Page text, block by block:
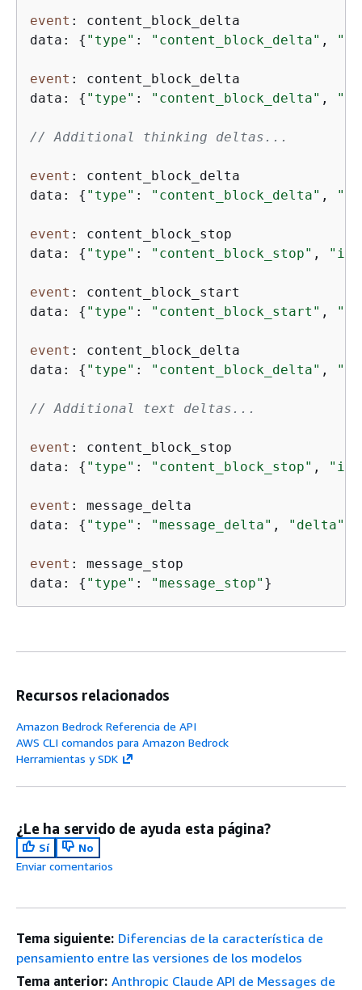
event : content_block_delta
data: { "type" : "content_block_delta" ,
event : content_block_delta
data: { "type" : "content_block_delta" ,
// Additional thinking deltas...
event : content_block_delta
data: { "type" : "content_block_delta" ,
event : content_block_stop
data: { "type" : "content_block_stop" ,
event : content_block_start
data: { "type" : "content_block_start" ,
event : content_block_delta
data: { "type" : "content_block_delta" ,
// Additional text deltas...
event : content_block_stop
data: { "type" : "content_block_stop" ,
event : message_delta
data: { "type" : "message_delta" , "delta"
event : message_stop
data: { "type" : "message_stop" }
Recursos relacionados
Amazon Bedrock Referencia de API
AWS CLI comandos para Amazon Bedrock
Herramientas y SDK
¿Le ha servido de ayuda esta página?
Sí
No
Enviar comentarios
Tema siguiente: Diferencias de la característica de
pensamiento entre las versiones de los modelos
Tema anterior: Anthropic Claude API de Messages de